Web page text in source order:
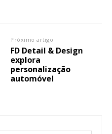
Próximo artigo
FD Detail & Design
explora
personalização
automóvel